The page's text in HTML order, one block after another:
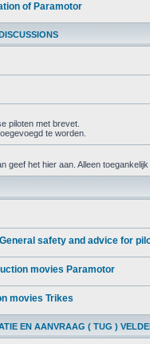
of Paramotor
piloten met brevet.
te worden.
geef het hier aan. Alleen
safety and advice for
movies Paramotor
movies Trikes
EN AANVRAAG ( TUG )